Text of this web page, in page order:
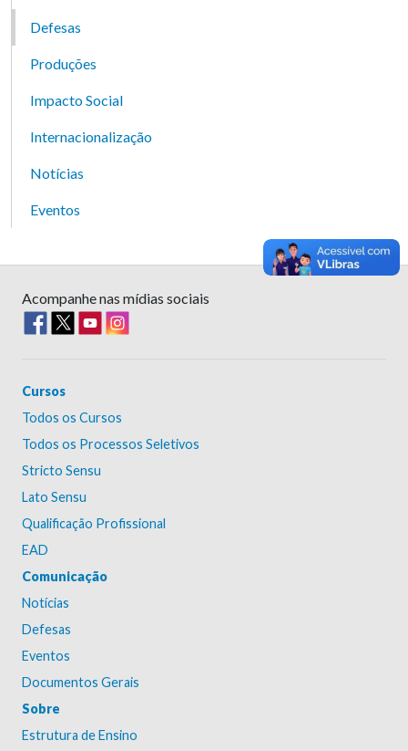
Defesas
Produções
Impacto Social
Internacionalização
Notícias
Eventos
Acompanhe nas mídias sociais
Cursos
Todos os Cursos
Todos os Processos Seletivos
Stricto Sensu
Lato Sensu
Qualificação Profissional
EAD
Comunicação
Notícias
Defesas
Eventos
Documentos Gerais
Sobre
Estrutura de Ensino